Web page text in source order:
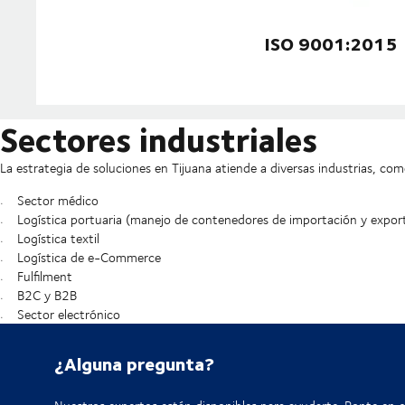
ISO 9001:2015
Sectores industriales
La estrategia de soluciones en Tijuana atiende a diversas industrias,
Sector médico
Logística portuaria (manejo de contenedores de importación y
Logística textil
Logística de e-Commerce
Fulfilment
B2C y B2B
Sector electrónico
¿Alguna pregunta?